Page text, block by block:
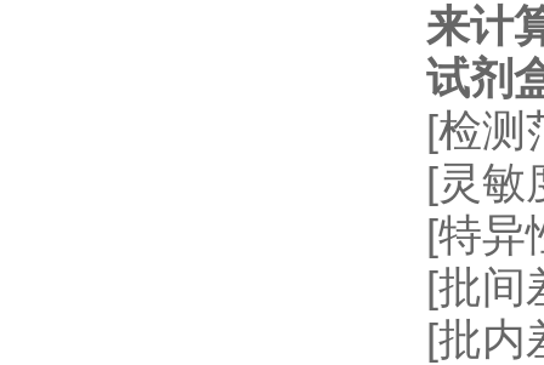
来计
试剂
[检测
[灵敏
[特异
[批间
[批内